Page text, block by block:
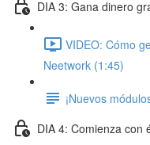
DIA 3: Gana dinero
VIDEO: Cómo
Neetwork (1:45)
¡Nuevos
DIA 4: Comienza con